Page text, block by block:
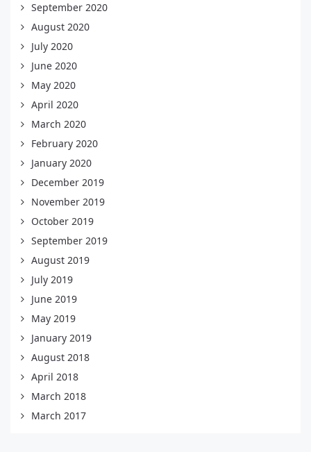
September 2020
August 2020
July 2020
June 2020
May 2020
April 2020
March 2020
February 2020
January 2020
December 2019
November 2019
October 2019
September 2019
August 2019
July 2019
June 2019
May 2019
January 2019
August 2018
April 2018
March 2018
March 2017